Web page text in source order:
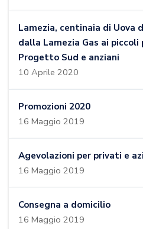
Lamezia, centinaia di Uova
dalla Lamezia Gas ai
Progetto Sud e anziani
10 Aprile 2020
Promozioni 2020
16 Maggio 2019
Agevolazioni per privati e
16 Maggio 2019
Consegna a domicilio
16 Maggio 2019